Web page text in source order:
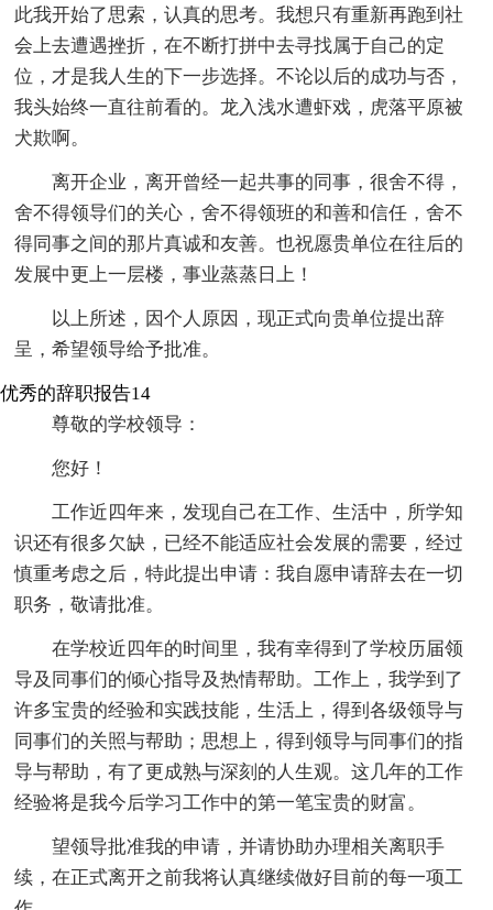
此我开始了思索，认真的思考。我想只有重新再跑到社
会上去遭遇挫折，在不断打拼中去寻找属于自己的定
位，才是我人生的下一步选择。不论以后的成功与否，
我头始终一直往前看的。龙入浅水遭虾戏，虎落平原被
犬欺啊。
离开企业，离开曾经一起共事的同事，很舍不得，
舍不得领导们的关心，舍不得领班的和善和信任，舍不
得同事之间的那片真诚和友善。也祝愿贵单位在往后的
发展中更上一层楼，事业蒸蒸日上！
以上所述，因个人原因，现正式向贵单位提出辞
呈，希望领导给予批准。
优秀的辞职报告14
尊敬的学校领导：
您好！
工作近四年来，发现自己在工作、生活中，所学知
识还有很多欠缺，已经不能适应社会发展的需要，经过
慎重考虑之后，特此提出申请：我自愿申请辞去在一切
职务，敬请批准。
在学校近四年的时间里，我有幸得到了学校历届领
导及同事们的倾心指导及热情帮助。工作上，我学到了
许多宝贵的经验和实践技能，生活上，得到各级领导与
同事们的关照与帮助；思想上，得到领导与同事们的指
导与帮助，有了更成熟与深刻的人生观。这几年的工作
经验将是我今后学习工作中的第一笔宝贵的财富。
望领导批准我的申请，并请协助办理相关离职手
续，在正式离开之前我将认真继续做好目前的每一项工